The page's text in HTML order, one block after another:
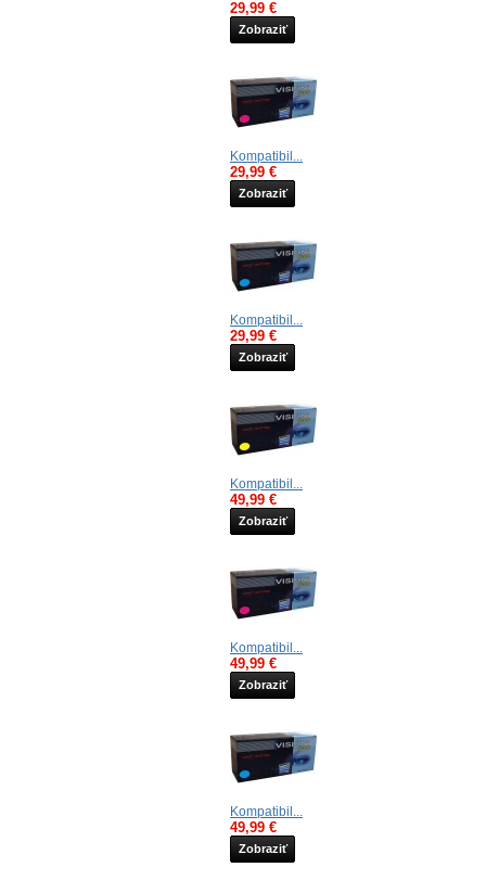
29,99 €
Zobraziť
Kompatibil...
29,99 €
Zobraziť
Kompatibil...
29,99 €
Zobraziť
Kompatibil...
49,99 €
Zobraziť
Kompatibil...
49,99 €
Zobraziť
Kompatibil...
49,99 €
Zobraziť